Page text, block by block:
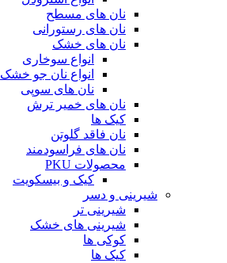
نان های مسطح
نان های رستورانی
نان های خشک
انواع سوخاری
انواع نان جو خشک
نان های سوپی
نان های خمیر ترش
کیک ها
نان فاقد گلوتن
نان های فراسودمند
محصولات PKU
کیک و بیسکویت
شیرینی و دسر
شیرینی تر
شیرینی های خشک
کوکی ها
کیک ها